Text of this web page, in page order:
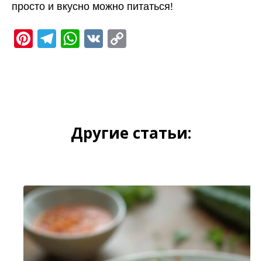
просто и вкусно можно питаться!
Pinterest
Telegram
WhatsApp
VK
Другие статьи: